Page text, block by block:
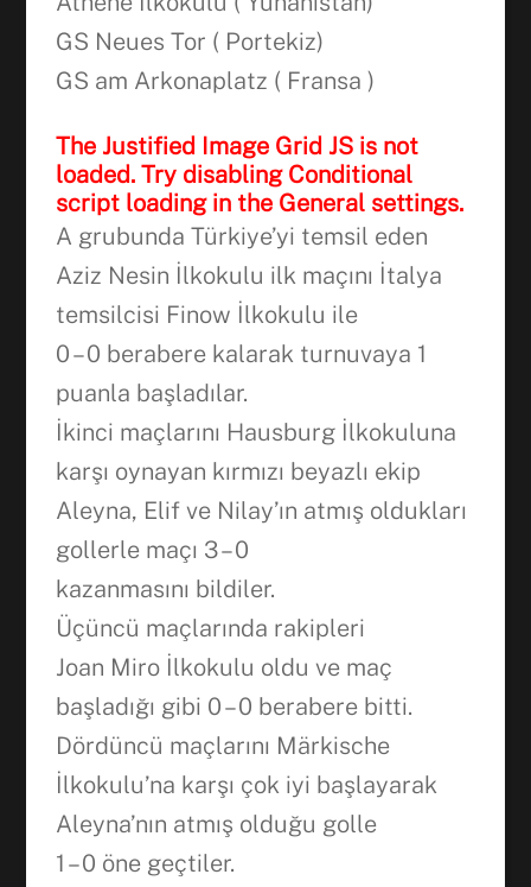
GS Neues Tor ( Portekiz)
GS am Arkonaplatz ( Fransa )
The Justified Image Grid JS is not
loaded. Try disabling Conditional
script loading in the General settings.
A grubunda Türkiye’yi temsil eden
Aziz Nesin İlkokulu ilk maçını İtalya
temsilcisi Finow İlkokulu ile
0 – 0 berabere kalarak turnuvaya 1
puanla başladılar.
İkinci maçlarını Hausburg İlkokuluna
karşı oynayan kırmızı beyazlı ekip
Aleyna, Elif ve Nilay’ın atmış oldukları
gollerle maçı 3 – 0
kazanmasını bildiler.
Üçüncü maçlarında rakipleri
Joan Miro İlkokulu oldu ve maç
başladığı gibi 0 – 0 berabere bitti.
Dördüncü maçlarını Märkische
İlkokulu’na karşı çok iyi başlayarak
Aleyna’nın atmış olduğu golle
1 – 0 öne geçtiler.